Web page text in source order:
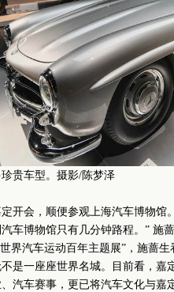
贵车型。摄影/陈梦泽
会，顺便参观上海汽车博物馆
车博物馆只有几分钟路程。” 施
界汽车运动百年主题展”，施蔷
是一座座世界名城。目前看，嘉
汽车赛事，更已将汽车文化与嘉